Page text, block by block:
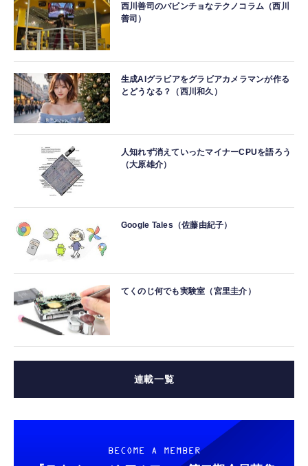
西川善司のバビンチョなテクノコラム（西川
善司）
生成AIグラビアをグラビアカメラマンが作る
とどうなる？（西川和久）
人知れず消えていったマイナーCPUを語ろう
（大原雄介）
Google Tales（佐藤由紀子）
てくのじ何でも実験室（宮里圭介）
連載一覧
BECOME A MEMBER